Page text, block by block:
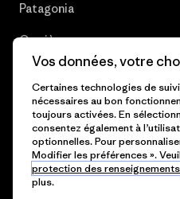
Patagonia
Carrières
Plan du site
© 2026 Patagonia, Inc. All Rights
Vos données, votre
Certaines technologies de
nécessaires au bon
toujours activées. En
consentez également à
optionnelles. Pour
Modifier les préférences ».
protection des
plus.